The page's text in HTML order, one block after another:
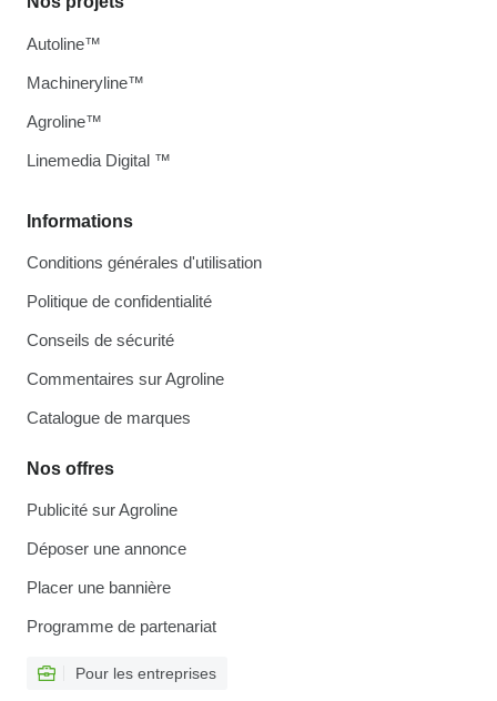
Informations
Conditions générales d'utilisation
Politique de confidentialité
Conseils de sécurité
Commentaires sur Agroline
Catalogue de marques
Nos offres
Publicité sur Agroline
Déposer une annonce
Placer une bannière
Programme de partenariat
Pour les entreprises
Autoline™
Machineryline™
Agroline™
Linemedia Digital ™